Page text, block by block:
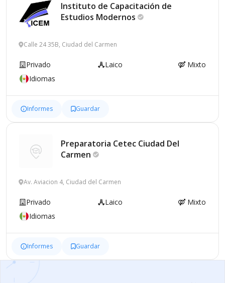
Instituto de Capacitación de
Estudios Modernos
Calle 24 35B, Ciudad del Carmen
Privado Laico
Mixto
Idiomas
Informes Guardar
Preparatoria Cetec Ciudad Del
Carmen
Av. Aviacion 4, Ciudad del Carmen
Privado Laico
Mixto
Idiomas
Informes Guardar